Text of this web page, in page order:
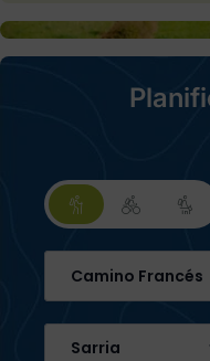
Camino Francés
Sarria